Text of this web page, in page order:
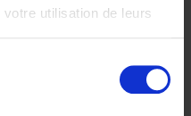
utilisation de leurs